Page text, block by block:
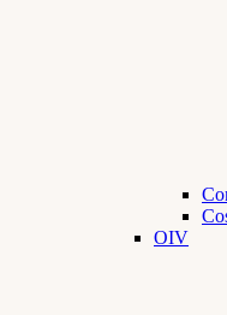
OIV